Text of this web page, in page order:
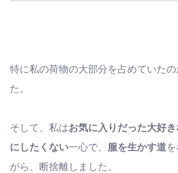
特に私の荷物の大部分を占めていたの
た。
そして、私はお気に入りだった大好
にしたくない一心で、 服を生かす道
がら、断捨離しました。